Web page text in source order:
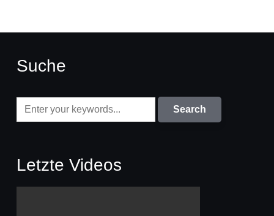
Suche
Letzte Videos